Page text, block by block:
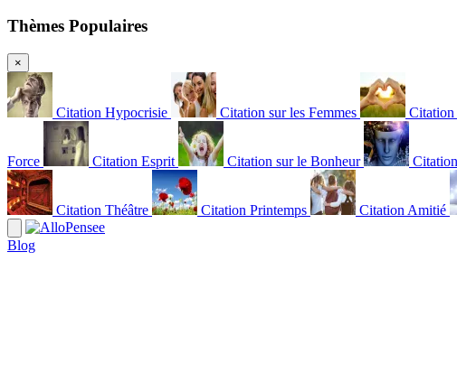
Thèmes Populaires
×
Citation Hypocrisie Citation sur les Femmes Citation
Force Citation Esprit Citation sur le Bonheur
Citation Théâtre Citation Printemps Citation Amitié
Blog